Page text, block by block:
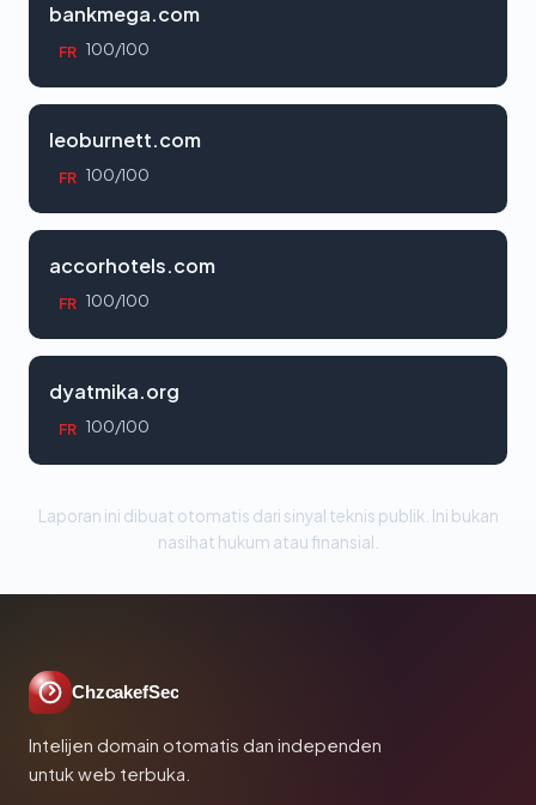
bankmega.com
FR 100/100
leoburnett.com
FR 100/100
accorhotels.com
FR 100/100
dyatmika.org
FR 100/100
Laporan ini dibuat otomatis dari sinyal teknis publik. Ini bukan
nasihat hukum atau finansial.
ChzcakefSec
Intelijen domain otomatis dan independen
untuk web terbuka.